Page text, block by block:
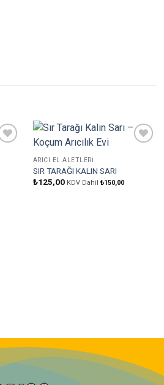
ARICI EL ALETLERI
SIR TARAĞI KALIN SARI
₺125,00 KDV Dahil ₺150,00